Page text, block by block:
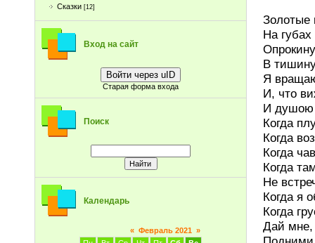
Сказки [12]
Вход на сайт
Войти через uID
Старая форма входа
Поиск
Календарь
« Февраль 2021 »
Золотые
На губах
В
Я
И, что
И душою
Когда
Когда
Когда
Когда
Не
Когда я
Когда
Дай мне,